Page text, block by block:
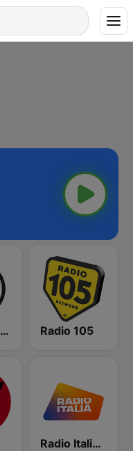
Radio Deejay Radio 105
Radio Italia solomusicaitaliana